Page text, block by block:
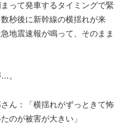
って発車するタイミングで緊
秒後に新幹線の横揺れが来
地震速報が鳴って、そのまま
。
ん：「横揺れがずっときて怖
のが被害が大きい」